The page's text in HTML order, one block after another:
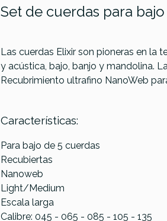
Set de cuerdas para
Las cuerdas Elixir son pioneras en la
y acústica, bajo, banjo y mandolina.
Recubrimiento ultrafino NanoWeb
Características:
Para bajo de 5 cuerdas
Recubiertas
Nanoweb
Light/Medium
Escala larga
Calibre: 045 - 065 - 085 - 105 - 135
PRODUCTO
AVAILABILITY